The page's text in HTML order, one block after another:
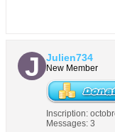
Julien734
New Member
Inscription:
Messages: 3